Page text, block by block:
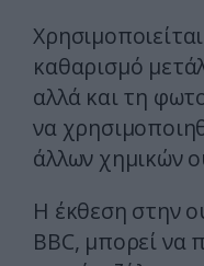
καθαρισμό
αλλά και τη
να
άλλων χημικών
Η έκθεση στην
BBC, μπορεί να